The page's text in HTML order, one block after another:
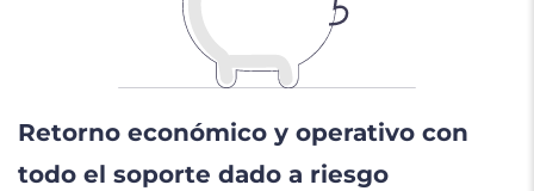
Retorno económico y operativo con
todo el soporte dado a riesgo